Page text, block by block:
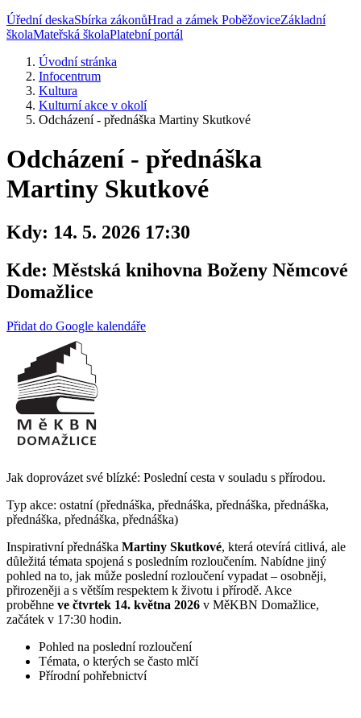
Úřední deskaSbírka zákonůHrad a zámek PoběžoviceZákladní
školaMateřská školaPlatební portál
Úvodní stránka
Infocentrum
Kultura
Kulturní akce v okolí
Odcházení - přednáška Martiny Skutkové
Odcházení - přednáška
Martiny Skutkové
Kdy: 14. 5. 2026 17:30
Kde: Městská knihovna Boženy Němcové
Domažlice
Přidat do Google kalendáře
Jak doprovázet své blízké: Poslední cesta v souladu s přírodou.
Typ akce: ostatní (přednáška, přednáška, přednáška, přednáška,
přednáška, přednáška, přednáška)
Inspirativní přednáška Martiny Skutkové, která otevírá citlivá, ale
důležitá témata spojená s posledním rozloučením. Nabídne jiný
pohled na to, jak může poslední rozloučení vypadat – osobněji,
přirozeněji a s větším respektem k životu i přírodě. Akce
proběhne ve čtvrtek 14. května 2026 v MěKBN Domažlice,
začátek v 17:30 hodin.
Pohled na poslední rozloučení
Témata, o kterých se často mlčí
Přírodní pohřebnictví